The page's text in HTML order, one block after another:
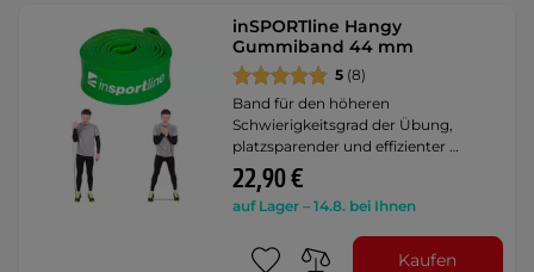
inSPORTline Hangy
Gummiband 44 mm
5 (8)
Band für den höheren
Schwierigkeitsgrad der Übung,
platzsparender und effizienter …
22,90 €
auf Lager – 14.8. bei Ihnen
Kaufen